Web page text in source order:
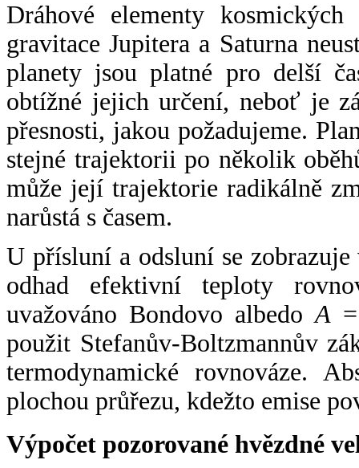
Dráhové elementy
gravitace Jupitera a Saturna
planety jsou platné pro delší
obtížné jejich určení, neboť je
přesnosti, jakou požadujeme.
stejné trajektorii po několik
může její trajektorie radikálně
narůstá s časem.
U přísluní a odsluní se
odhad efektivní teploty
uvažováno Bondovo albedoA
použit Stefanův-Boltzmannův
termodynamické rovnováze.
plochou průřezu, kdežto emise
Výpočet pozorované hvězdné